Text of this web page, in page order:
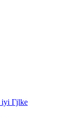
Гјlke